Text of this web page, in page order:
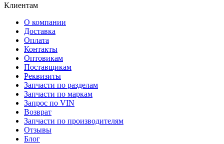
Клиентам
О компании
Доставка
Оплата
Контакты
Оптовикам
Поставщикам
Реквизиты
Запчасти по разделам
Запчасти по маркам
Запрос по VIN
Возврат
Запчасти по производителям
Отзывы
Блог